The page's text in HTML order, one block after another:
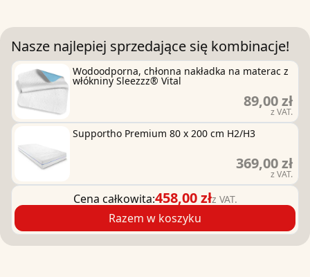
Nasze najlepiej sprzedające się kombinacje!
Wodoodporna, chłonna nakładka na materac z
włókniny Sleezzz® Vital
89,00 zł
z VAT.
Supportho Premium 80 x 200 cm H2/H3
369,00 zł
z VAT.
Cena całkowita:458,00 złz VAT.
Razem w koszyku